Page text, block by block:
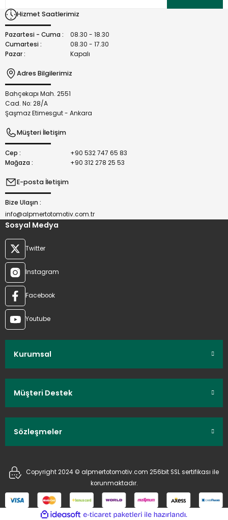
Bu ürüne benzer farklı alternatifler olmalı.
Hizmet Saatlerimiz
Pazartesi - Cuma :
08.30 - 18.30
Cumartesi :
08.30 - 17.30
Pazar :
Kapalı
Adres Bilgilerimiz
Bahçekapı Mah. 2551
Cad. No: 28/A
Şaşmaz Etimesgut - Ankara
Müşteri İletişim
Cep :
+90 532 747 65 83
Mağaza :
+90 312 278 25 53
E-posta İletişim
Bize Ulaşın :
info@alpmertotomotiv.com.tr
Sosyal Medya
Twitter
Instagram
Facebook
Youtube
Kurumsal
Müşteri Destek
Sözleşmeler
Copyright 2024 © alpmertotomotiv.com 256bit SSL sertifikası ile
korunmaktadır.
ideasoft
e-